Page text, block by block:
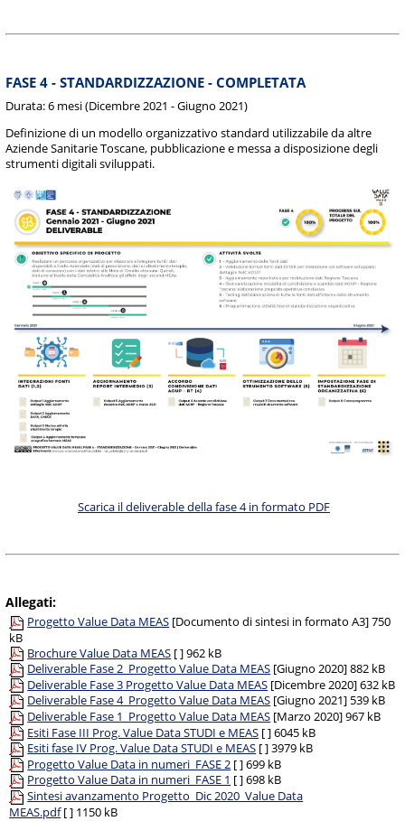
FASE 4 - STANDARDIZZAZIONE - COMPLETATA
Durata: 6 mesi (Dicembre 2021 - Giugno 2021)
Definizione di un modello organizzativo standard utilizzabile da altre
Aziende Sanitarie Toscane, pubblicazione e messa a disposizione degli
strumenti digitali sviluppati.
Scarica il deliverable della fase 4 in formato PDF
Allegati:
Progetto Value Data MEAS [Documento di sintesi in formato A3]750
kB
Brochure Value Data MEAS [ ]962 kB
Deliverable Fase 2_Progetto Value Data MEAS [Giugno 2020]882 kB
Deliverable Fase 3 Progetto Value Data MEAS [Dicembre 2020]632 kB
Deliverable Fase 4_Progetto Value Data MEAS [Giugno 2021] 539 kB
Deliverable Fase 1_Progetto Value Data MEAS [Marzo 2020]967 kB
Esiti Fase III Prog. Value Data STUDI e MEAS [ ]6045 kB
Esiti fase IV Prog. Value Data STUDI e MEAS [ ]3979 kB
Progetto Value Data in numeri_FASE 2 [ ]699 kB
Progetto Value Data in numeri_FASE 1 [ ]698 kB
Sintesi avanzamento Progetto_Dic 2020_Value Data
MEAS.pdf [ ] 1150 kB